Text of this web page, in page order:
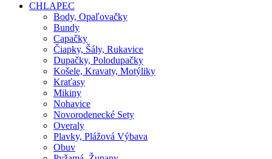
CHLAPEC
Body, Opaľovačky
Bundy
Capačky
Čiapky, Šály, Rukavice
Dupačky, Polodupačky
Košele, Kravaty, Motýliky
Kraťasy
Mikiny
Nohavice
Novorodenecké Sety
Overaly
Plavky, Plážová Výbava
Obuv